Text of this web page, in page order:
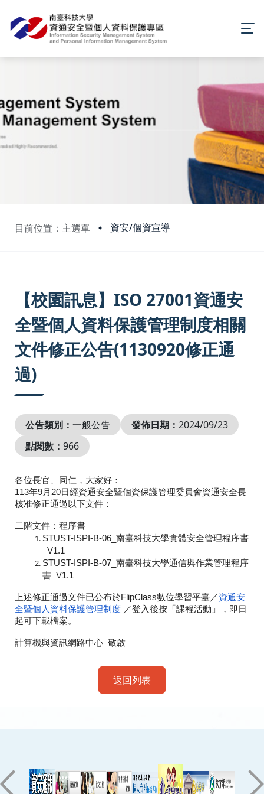
目前位置：主選單 資安/個資宣導
【校園訊息】ISO 27001資通安
全暨個人資料保護管理制度相關
文件修正公告(1130920修正通
過)
公告類別： 一般公告 發佈日期： 2024/09/23
點閱數： 966
各位長官、同仁，大家好：
113年9月20日經資通安全暨個資保護管理委員會資通安全長
核准修正通過以下文件 ：
二階文件 ：程序書
STUST-ISPI-B-06_ 南臺科技大學實體安全管理程序書
_V1.1
STUST-ISPI-B-07_ 南臺科技大學通信與作業管理程序
書_V1.1
上述修正通過文件已公布於FlipClass數位學習平臺／資通安
全暨個人資料保護管理制度 ／登入後按「課程活動」，即日
起可下載檔案。
計算機與資訊網路中心 敬啟
返回列表